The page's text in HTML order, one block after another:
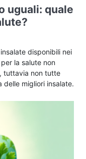
uguali: quale
disponibili nei
la salute non
tuttavia non tutte
delle migliori insalate.